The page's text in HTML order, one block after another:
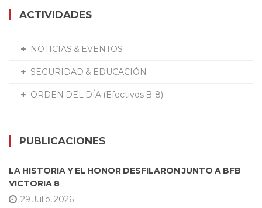
ACTIVIDADES
NOTICIAS & EVENTOS
SEGURIDAD & EDUCACIÓN
ORDEN DEL DÍA (Efectivos B-8)
PUBLICACIONES
LA HISTORIA Y EL HONOR DESFILARON JUNTO A BFB
VICTORIA 8
29 Julio, 2026